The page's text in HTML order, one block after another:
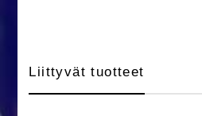
Liittyvät tuotteet